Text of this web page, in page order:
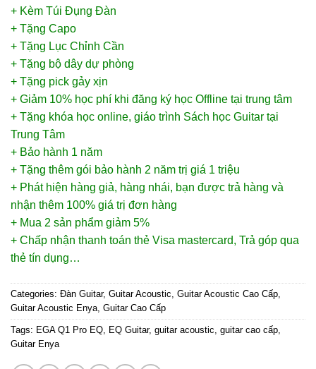
+ Kèm Túi Đụng Đàn
+ Tặng Capo
+ Tặng Lục Chỉnh Cần
+ Tặng bộ dây dự phòng
+ Tặng pick gảy xịn
+ Giảm 10% học phí khi đăng ký học Offline tại trung tâm
+ Tặng khóa học online, giáo trình Sách học Guitar tại
Trung Tâm
+ Bảo hành 1 năm
+ Tặng thêm gói bảo hành 2 năm trị giá 1 triệu
+ Phát hiện hàng giả, hàng nhái, bạn được trả hàng và
nhận thêm 100% giá trị đơn hàng
+ Mua 2 sản phẩm giảm 5%
+ Chấp nhận thanh toán thẻ Visa mastercard, Trả góp qua
thẻ tín dụng…
Categories: Đàn Guitar, Guitar Acoustic Guitar Acoustic Cao Cấp
Guitar Acoustic Enya Guitar Cao Cấp
Tags: EGA Q1 Pro EQ EQ Guitar, guitar acoustic guitar cao cấp
Guitar Enya